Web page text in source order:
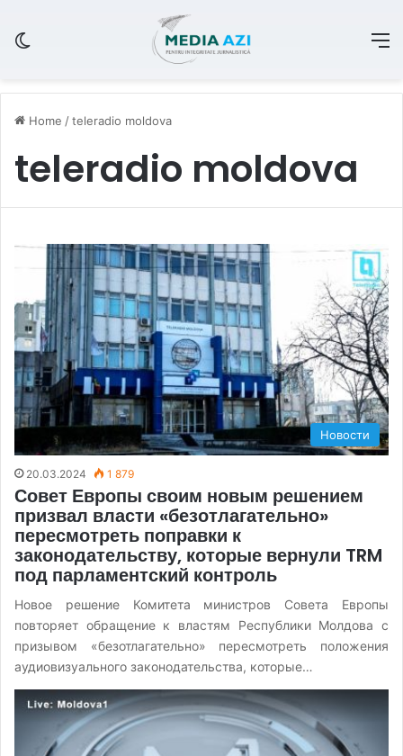
Home /teleradio moldova
teleradio moldova
Новости
20.03.2024 1 879
Совет Европы своим новым решением
призвал власти «безотлагательно»
пересмотреть поправки к
законодательству, которые вернули TRM
под парламентский контроль
Новое решение Комитета министров Совета Европы
повторяет обращение к властям Республики Молдова с
призывом «безотлагательно» пересмотреть положения
аудиовизуального законодательства, которые…